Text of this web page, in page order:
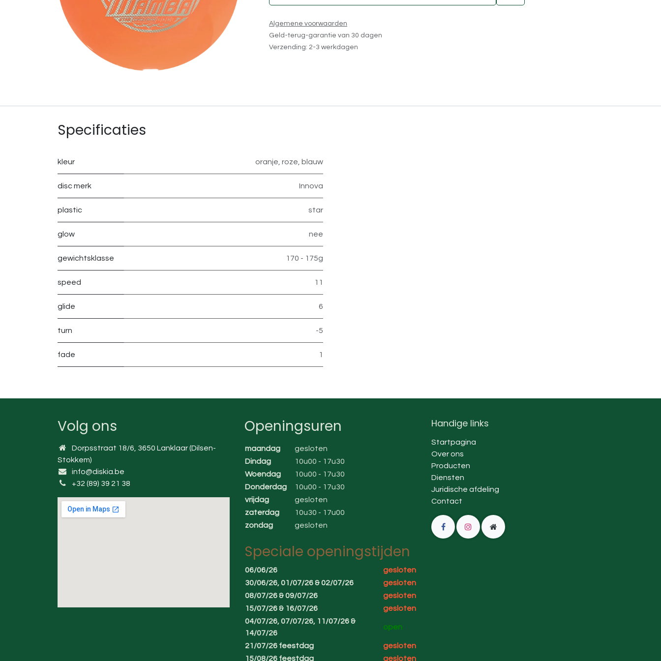
Algemene voorwaarden
Geld-terug-garantie van 30 dagen
Verzending: 2-3 werkdagen
Specificaties
kleur oranje roze blauw
disc merk Innova
plastic star
glow nee
gewichtsklasse 170 - 175g
speed 11
glide 6
turn -5
fade 1
Volg ons
Dorpsstraat 18/6, 3650 Lanklaar (Dilsen-
Stokkem)
info@diskia.be
+32 (89) 39 21 38
Openingsuren
maandag
gesloten
Dindag
10u00 - 17u30
Woendag
10u00 - 17u30
Donderdag
10u00 - 17u30
vrijdag
gesloten
zaterdag
10u30 - 17u00
zondag
gesloten
Speciale openingstijden
06/06/26
gesloten
30/06/26, 01/07/26 & 02/07/26
gesloten
08/07/26 & 09/07/26
gesloten
15/07/26 & 16/07/26
gesloten
04/07/26, 07/07/26, 11/07/26 &
14/07/26
open
21/07/26 feestdag
gesloten
15/08/26 feestdag
gesloten
Handige links
Startpagina
Over ons
Producten
Diensten
Juridische afdeling
Contact